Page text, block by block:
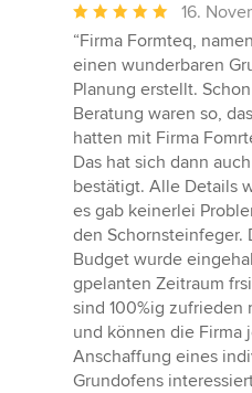
Durchschnittliche
Bewertung:
5
von
5
Sternen
16.
“Firma Formteq,
einen wunderbaren
Planung erstellt.
Beratung waren so,
hatten mit Firma
Das hat sich dann
bestätigt. Alle Details
es gab keinerlei
den Schornsteinfeger.
Budget wurde
gpelanten Zeitraum
sind 100%ig zufrieden
und können die Firma
Anschaffung eines
Grundofens